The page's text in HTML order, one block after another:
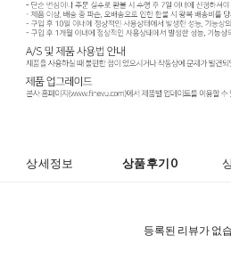
상세정보 상품후기0
등록된 리뷰가 없